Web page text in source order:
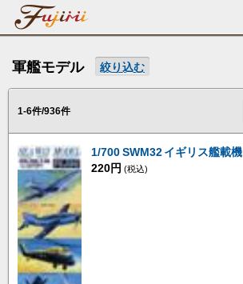
軍艦モデル 絞り込む
1-6件/936件
1/700 SWM32 イギリス艦載機
220円 (税込)